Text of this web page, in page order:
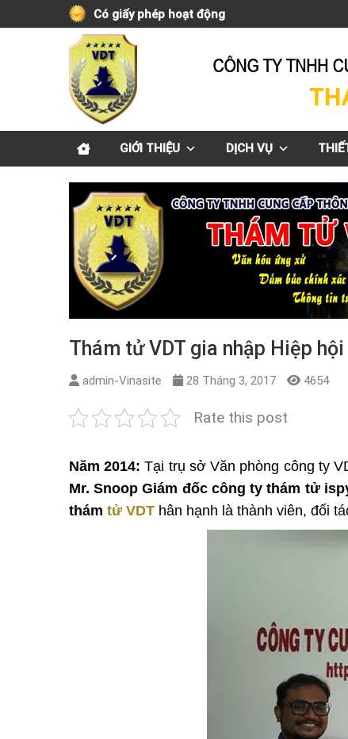
to
Có giấy phép hoạt động
GIỚI THIỆU DỊCH VỤ
Thám tử VDT gia nhập Hiệp
admin-Vinasite 28 Tháng 3, 2017 4654
Rate this post
Năm 2014: Tại trụ sở Văn phòng công ty
Mr. Snoop Giám đốc công ty thám tử
thám tử VDT hân hạnh là thành viên, đối